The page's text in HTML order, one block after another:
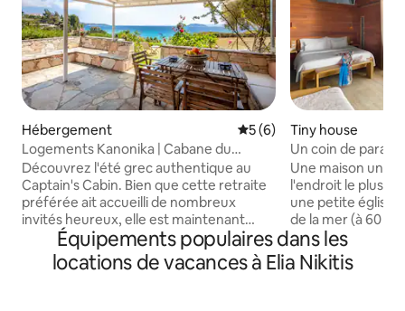
Hébergement Évaluation moyenne sur
5 (6)
Logements Kanonika | Cabane du
capitaine
Découvrez l'été grec authentique au
Captain's Cabin. Bien que cette retraite
préférée ait accueilli de nombreux
invités heureux, elle est maintenant
sous une nouvelle direction et
réinventée à travers notre philosophie
« Kanonika » : faire les choses de la
Tiny house
Un coin de
Une maison
l'endroit le plus
une petite église
de la mer (à 60 m) ! Tout ce dont
avez besoin dans
et elle est
toutes les
Équipements populaires dans les
locations de vacances à Elia Nikitis